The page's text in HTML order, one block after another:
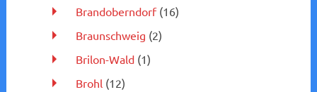
Brandoberndorf(16)
Braunschweig (2)
Brilon-Wald(1)
Brohl(12)